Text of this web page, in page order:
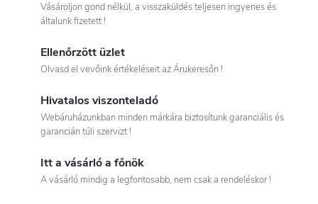
Vásároljon gond nélkül, a visszaküldés teljesen ingyenes és
általunk fizetett !
Ellenőrzött üzlet
Olvasd el vevőink értékeléseit az Árukeresőn !
Hivatalos viszonteladó
Webáruházunkban minden márkára biztosítunk garanciális és
garancián túli szervizt !
Itt a vásárló a főnök
A vásárló mindig a legfontosabb, nem csak a rendeléskor !